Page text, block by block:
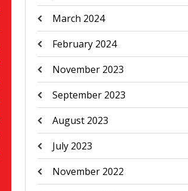
March 2024
February 2024
November 2023
September 2023
August 2023
July 2023
November 2022